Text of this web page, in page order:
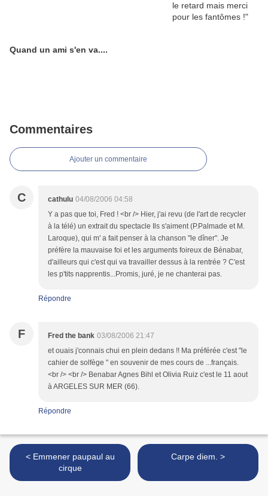
Quand un ami s'en va....
Commentaires
Ajouter un commentaire
C cathulu 04/08/2006 04:58
Y a pas que toi, Fred ! <br /> Hier, j'ai revu (de l'art de recycler
à la télé) un extrait du spectacle Ils s'aiment (P.Palmade et M.
Laroque), qui m' a fait penser à la chanson "le dîner". Je
préfère la mauvaise foi et les arguments foireux de Bénabar,
d'ailleurs qui c'est qui va travailler dessus à la rentrée ? C'est
les p'tits napprentis...Promis, juré, je ne chanterai pas.
Répondre
F Fred the bank 03/08/2006 21:47
et ouais j'connais chui en plein dedans !! Ma préférée c'est "le
cahier de solfège " en souvenir de mes cours de ...français.
<br /> <br /> Benabar Agnes Bihl et Olivia Ruiz c'est le 11 aout
à ARGELES SUR MER (66).
Répondre
< Emmener paupaul au
cirque
Carpe diem. >